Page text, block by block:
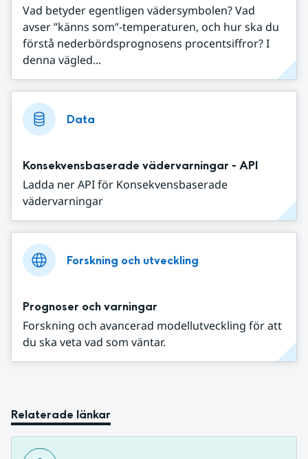
Vad betyder egentligen vädersymbolen? Vad
avser ”känns som”-temperaturen, och hur ska du
förstå nederbördsprognosens procentsiffror? I
denna vägled...
Data
Konsekvensbaserade vädervarningar - API
Ladda ner API för Konsekvensbaserade
vädervarningar
Forskning och utveckling
Prognoser och varningar
Forskning och avancerad modellutveckling för att
du ska veta vad som väntar.
Relaterade länkar